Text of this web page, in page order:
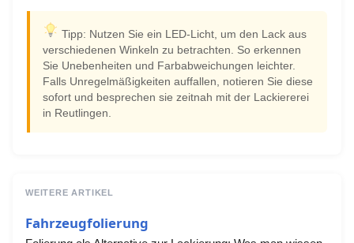
Tipp: Nutzen Sie ein LED-Licht, um den Lack aus
verschiedenen Winkeln zu betrachten. So erkennen
Sie Unebenheiten und Farbabweichungen leichter.
Falls Unregelmäßigkeiten auffallen, notieren Sie diese
sofort und besprechen sie zeitnah mit der Lackiererei
in Reutlingen.
WEITERE ARTIKEL
Fahrzeugfolierung